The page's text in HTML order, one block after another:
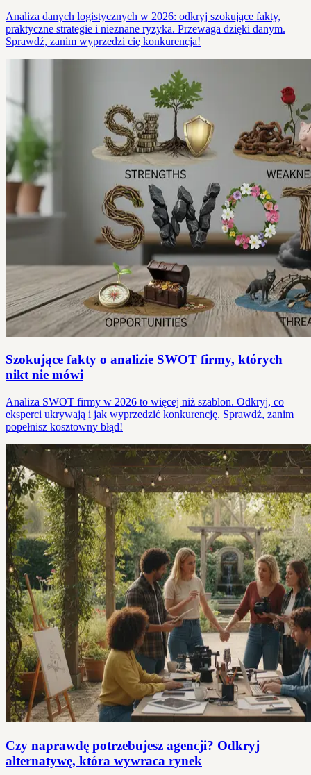
Analiza danych logistycznych w 2026: odkryj szokujące fakty,
praktyczne strategie i nieznane ryzyka. Przewaga dzięki danym.
Sprawdź, zanim wyprzedzi cię konkurencja!
Szokujące fakty o analizie SWOT firmy, których
nikt nie mówi
Analiza SWOT firmy w 2026 to więcej niż szablon. Odkryj, co
eksperci ukrywają i jak wyprzedzić konkurencję. Sprawdź, zanim
popełnisz kosztowny błąd!
Czy naprawdę potrzebujesz agencji? Odkryj
alternatywę, która wywraca rynek